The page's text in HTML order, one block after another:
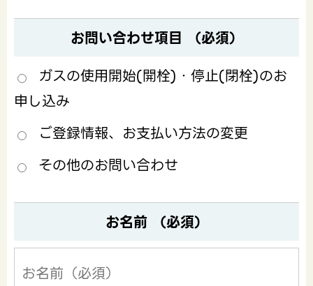
お問い合わせ項目 （必須）
ガスの使用開始(開栓)・停止(閉栓)のお
申し込み
ご登録情報、お支払い方法の変更
その他のお問い合わせ
お名前 （必須）